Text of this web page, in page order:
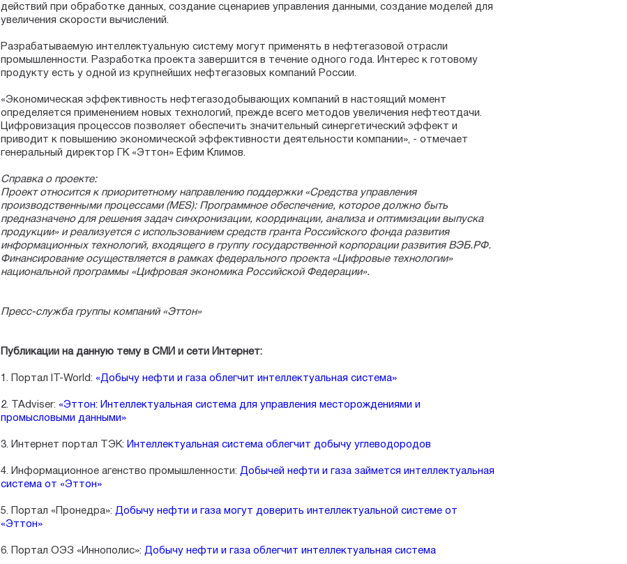
действий при обработке данных, создание сценариев управления данными, создание моделей для
увеличения скорости вычислений.
Разрабатываемую интеллектуальную систему могут применять в нефтегазовой отрасли
промышленности. Разработка проекта завершится в течение одного года. Интерес к готовому
продукту есть у одной из крупнейших нефтегазовых компаний России.
«Экономическая эффективность нефтегазодобывающих компаний в настоящий момент
определяется применением новых технологий, прежде всего методов увеличения нефтеотдачи.
Цифровизация процессов позволяет обеспечить значительный синергетический эффект и
приводит к повышению экономической эффективности деятельности компании», - отмечает
генеральный директор ГК «Эттон» Ефим Климов.
Справка о проекте:
Проект относится к приоритетному направлению поддержки «Средства управления
производственными процессами (MES): Программное обеспечение, которое должно быть
предназначено для решения задач синхронизации, координации, анализа и оптимизации выпуска
продукции» и реализуется с использованием средств гранта Российского фонда развития
информационных технологий, входящего в группу государственной корпорации развития ВЭБ.РФ.
Финансирование осуществляется в рамках федерального проекта «Цифровые технологии»
национальной программы «Цифровая экономика Российской Федерации».
Пресс-служба группы компаний «Эттон»
Публикации на данную тему в СМИ и сети Интернет:
1. Портал IT-World: «Добычу нефти и газа облегчит интеллектуальная система»
2. TAdviser: «Эттон: Интеллектуальная система для управления месторождениями и
промысловыми данными»
3. Интернет портал ТЭК: Интеллектуальная система облегчит добычу углеводородов
4. Информационное агенство промышленности: Добычей нефти и газа займется интеллектуальная
система от «Эттон»
5. Портал «Пронедра»: Добычу нефти и газа могут доверить интеллектуальной системе от
«Эттон»
6. Портал ОЭЗ «Иннополис»: Добычу нефти и газа облегчит интеллектуальная система